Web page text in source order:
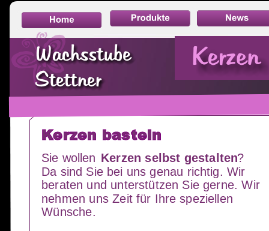
Kerzen basteln
Sie wollen Kerzen selbst gestalten?
Da sind Sie bei uns genau richtig. Wir
beraten und unterstützen Sie gerne. Wir
nehmen uns Zeit für Ihre speziellen
Wünsche.